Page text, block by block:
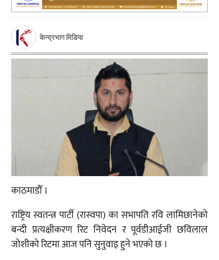
केन्द्रभाग मिडिया
काठमाडौँ ।
राष्ट्रिय स्वतन्त्र पार्टी (रास्वपा) का सभापति रवि लामिछानेको
बन्दी प्रत्यक्षीकरण रिट निवेदन र पूर्वडीआईजी छविलाल
जोशीको रिटमा आज पनि सुनुवाइ हुने भएको छ ।